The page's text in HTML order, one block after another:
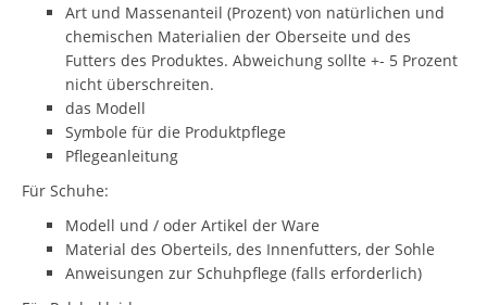
Art und Massenanteil (Prozent) von natürlichen und
chemischen Materialien der Oberseite und des
Futters des Produktes. Abweichung sollte +- 5 Prozent
nicht überschreiten.
das Modell
Symbole für die Produktpflege
Pflegeanleitung
Für Schuhe:
Modell und / oder Artikel der Ware
Material des Oberteils, des Innenfutters, der Sohle
Anweisungen zur Schuhpflege (falls erforderlich)